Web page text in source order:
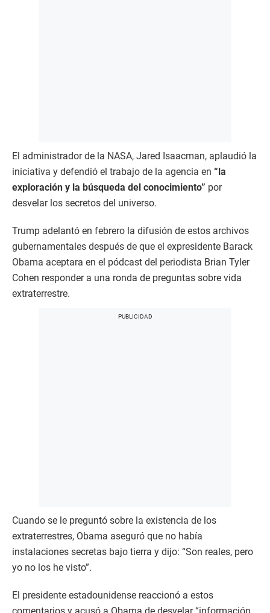
El administrador de la NASA, Jared Isaacman, aplaudió la
iniciativa y defendió el trabajo de la agencia en “la
exploración y la búsqueda del conocimiento” por
desvelar los secretos del universo.
Trump adelantó en febrero la difusión de estos archivos
gubernamentales después de que el expresidente Barack
Obama aceptara en el pódcast del periodista Brian Tyler
Cohen responder a una ronda de preguntas sobre vida
extraterrestre.
Cuando se le preguntó sobre la existencia de los
extraterrestres, Obama aseguró que no había
instalaciones secretas bajo tierra y dijo: “Son reales, pero
yo no los he visto”.
El presidente estadounidense reaccionó a estos